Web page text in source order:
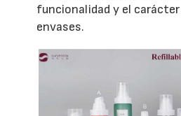
funcionalidad y el
envases.